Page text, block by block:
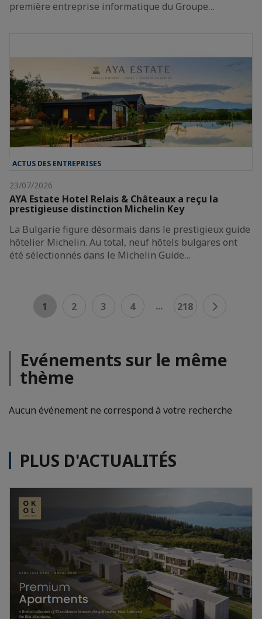
première entreprise informatique du Groupe…
ACTUS DES ENTREPRISES
23/07/2026
AYA Estate Hotel Relais & Châteaux a reçu la
prestigieuse distinction Michelin Key
La Bulgarie figure désormais dans le prestigieux guide
hôtelier Michelin. Au total, neuf hôtels bulgares ont
été sélectionnés dans le Michelin Guide…
1 2 3 4 ... 218
Evénements sur le même
thème
Aucun événement ne correspond à votre recherche
PLUS D'ACTUALITÉS